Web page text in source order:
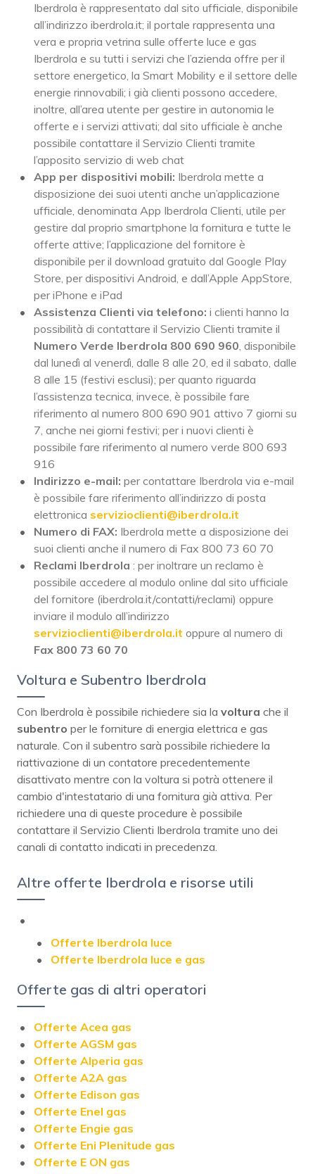
Iberdrola è rappresentato dal sito ufficiale, disponibile
all’indirizzo iberdrola.it; il portale rappresenta una
vera e propria vetrina sulle offerte luce e gas
Iberdrola e su tutti i servizi che l’azienda offre per il
settore energetico, la Smart Mobility e il settore delle
energie rinnovabili; i già clienti possono accedere,
inoltre, all’area utente per gestire in autonomia le
offerte e i servizi attivati; dal sito ufficiale è anche
possibile contattare il Servizio Clienti tramite
l’apposito servizio di web chat
App per dispositivi mobili: Iberdrola mette a
disposizione dei suoi utenti anche un’applicazione
ufficiale, denominata App Iberdrola Clienti, utile per
gestire dal proprio smartphone la fornitura e tutte le
offerte attive; l’applicazione del fornitore è
disponibile per il download gratuito dal Google Play
Store, per dispositivi Android, e dall’Apple AppStore,
per iPhone e iPad
Assistenza Clienti via telefono: i clienti hanno la
possibilità di contattare il Servizio Clienti tramite il
Numero Verde Iberdrola 800 690 960, disponibile
dal lunedì al venerdì, dalle 8 alle 20, ed il sabato, dalle
8 alle 15 (festivi esclusi); per quanto riguarda
l’assistenza tecnica, invece, è possibile fare
riferimento al numero 800 690 901 attivo 7 giorni su
7, anche nei giorni festivi; per i nuovi clienti è
possibile fare riferimento al numero verde 800 693
916
Indirizzo e-mail: per contattare Iberdrola via e-mail
è possibile fare riferimento all’indirizzo di posta
elettronica servizioclienti@iberdrola.it
Numero di FAX: Iberdrola mette a disposizione dei
suoi clienti anche il numero di Fax 800 73 60 70
Reclami Iberdrola : per inoltrare un reclamo è
possibile accedere al modulo online dal sito ufficiale
del fornitore (iberdrola.it/contatti/reclami) oppure
inviare il modulo all’indirizzo
servizioclienti@iberdrola.it oppure al numero di
Fax 800 73 60 70
Voltura e Subentro Iberdrola
Con Iberdrola è possibile richiedere sia la voltura che il
subentro per le forniture di energia elettrica e gas
naturale. Con il subentro sarà possibile richiedere la
riattivazione di un contatore precedentemente
disattivato mentre con la voltura si potrà ottenere il
cambio d'intestatario di una fornitura già attiva. Per
richiedere una di queste procedure è possibile
contattare il Servizio Clienti Iberdrola tramite uno dei
canali di contatto indicati in precedenza.
Altre offerte Iberdrola e risorse utili
Offerte Iberdrola luce
Offerte Iberdrola luce e gas
Offerte gas di altri operatori
Offerte Acea gas
Offerte AGSM gas
Offerte Alperia gas
Offerte A2A gas
Offerte Edison gas
Offerte Enel gas
Offerte Engie gas
Offerte Eni Plenitude gas
Offerte E ON gas